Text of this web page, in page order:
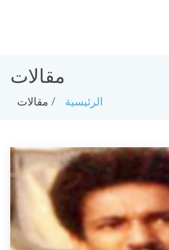
مقالات
الرئيسية مقالات